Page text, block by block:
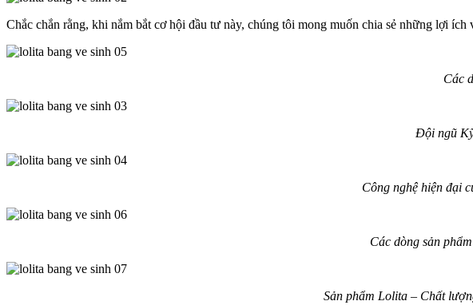
Chắc chắn rằng, khi nắm bắt cơ hội đầu tư này, chúng tôi mong muốn chia sẻ những lợi
Các
Đội ngũ
Công nghệ hiện đại
Các dòng sản
Sản phẩm Lolita – Chất